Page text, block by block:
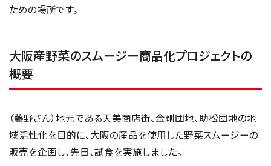
ための場所です。
大阪産野菜のスムージー商品化プロジェクトの
概要
（藤野さん）地元である天美商店街、金剛団地、助松団地の地
域活性化を目的に、大阪の産品を使用した野菜スムージーの
販売を企画し、先日、試食を実施しました。